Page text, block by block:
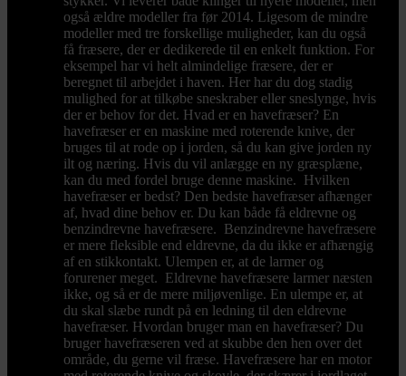
også ældre modeller fra før 2014. Ligesom de mindre
modeller med tre forskellige muligheder, kan du også
få fræsere, der er dedikerede til en enkelt funktion. For
eksempel har vi helt almindelige fræsere, der er
beregnet til arbejdet i haven. Her har du dog stadig
mulighed for at tilkøbe sneskraber eller sneslynge, hvis
der er behov for det. Hvad er en havefræser? En
havefræser er en maskine med roterende knive, der
bruges til at rode op i jorden, så du kan give jorden ny
ilt og næring. Hvis du vil anlægge en ny græsplæne,
kan du med fordel bruge denne maskine. Hvilken
havefræser er bedst? Den bedste havefræser afhænger
af, hvad dine behov er. Du kan både få eldrevne og
benzindrevne havefræsere. Benzindrevne havefræsere
er mere fleksible end eldrevne, da du ikke er afhængig
af en stikkontakt. Ulempen er, at de larmer og
forurener meget. Eldrevne havefræsere larmer næsten
ikke, og så er de mere miljøvenlige. En ulempe er, at
du skal slæbe rundt på en ledning til den eldrevne
havefræser. Hvordan bruger man en havefræser? Du
bruger havefræseren ved at skubbe den hen over det
område, du gerne vil fræse. Havefræsere har en motor